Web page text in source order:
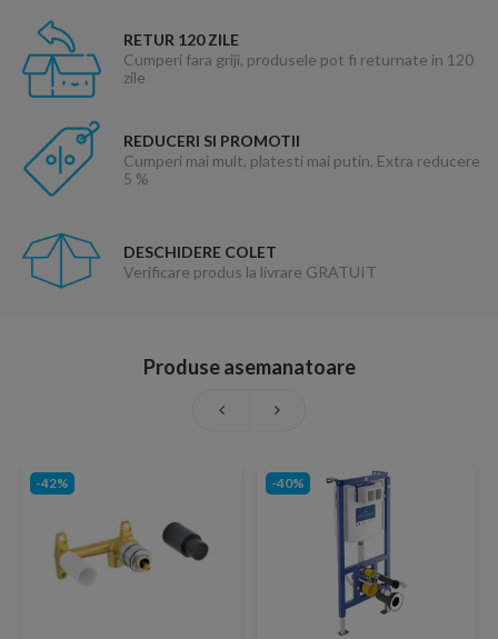
RETUR 120 ZILE
Cumperi fara griji, produsele pot fi returnate in 120
zile
REDUCERI SI PROMOTII
Cumperi mai mult, platesti mai putin. Extra reducere
5 %
DESCHIDERE COLET
Verificare produs la livrare GRATUIT
Produse asemanatoare
-42% -40%